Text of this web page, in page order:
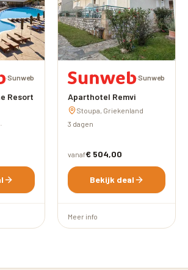
·Sunweb
Resort
·Sunweb
Aparthotel Remvi
Stoupa, Griekenland
3 dagen
vanaf€ 504,00
Bekijk deal
Meer info